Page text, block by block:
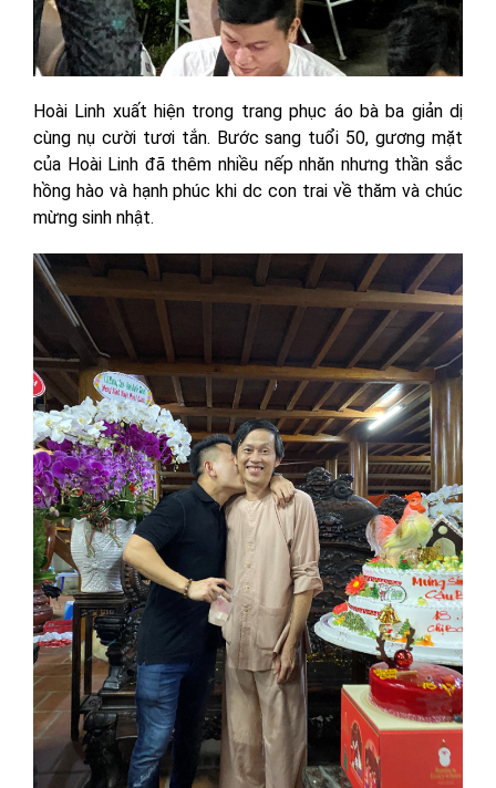
Hoài Linh xuất hiện trong trang phục áo bà ba giản dị
cùng nụ cười tươi tắn. Bước sang tuổi 50, gương mặt
của Hoài Linh đã thêm nhiều nếp nhăn nhưng thần sắc
hồng hào và hạnh phúc khi dc con trai về thăm và chúc
mừng sinh nhật.